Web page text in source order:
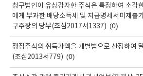
청구법인이 유상감자한 주식은 특정하여 소각
에게 부과한 배당소득세 및 지급명세서미제출
구주장의 당부(조심2017서1337) (0)
쟁점주식의 취득가액을 개별법으로 산정하여
(조심2013서779) (0)